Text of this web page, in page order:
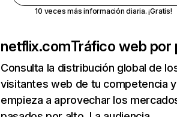
10 veces más información diaria. ¡Gratis!
netflix.comTráfico web por
Consulta la distribución global de
visitantes web de tu competencia y
empieza a aprovechar los